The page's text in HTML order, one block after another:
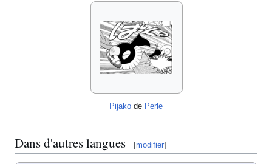
Pijako de Perle
Dans d'autres langues [modifier]